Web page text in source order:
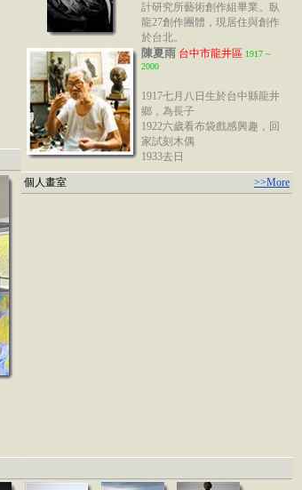
計研究所藝術創作組畢業。臥
龍27創作團體，現居住與創作
於台北。
陳夏雨 台中市龍井區 1917 ~
2000
1917七月八日生於台中縣龍井
鄉，為長子
1922六歲看布袋戲感興趣，回
家試刻木偶
1933去日
個人畫室 >>More